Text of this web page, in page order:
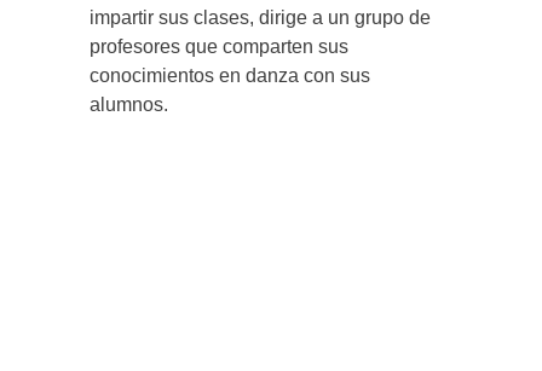
impartir sus clases, dirige a un grupo de
profesores que comparten sus
conocimientos en danza con sus
alumnos.